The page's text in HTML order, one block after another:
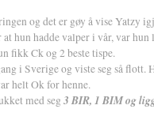
og det er gøy å vise Yatzy
hun hadde valper i vår, var
fikk Ck og 2 beste tispe.
i Sverige og viste seg så flott.
helt Ok for henne.
med seg 3 BIR, 1 BIM og